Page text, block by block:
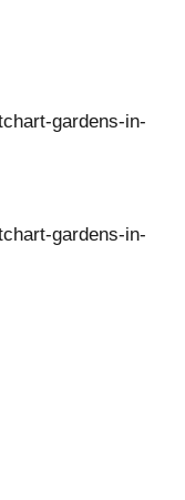
gardens-in-
gardens-in-